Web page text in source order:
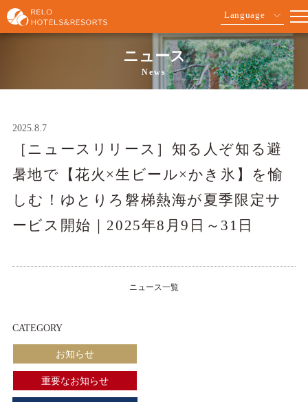
Language
ニュース
News
2025.8.7
［ニュースリリース］知る人ぞ知る避
暑地で【花火×生ビール×かき氷】を愉
しむ！ゆとりろ磐梯熱海が夏季限定サ
ービス開始｜2025年8月9日～31日
ニュース一覧
CATEGORY
お知らせ
重要なお知らせ